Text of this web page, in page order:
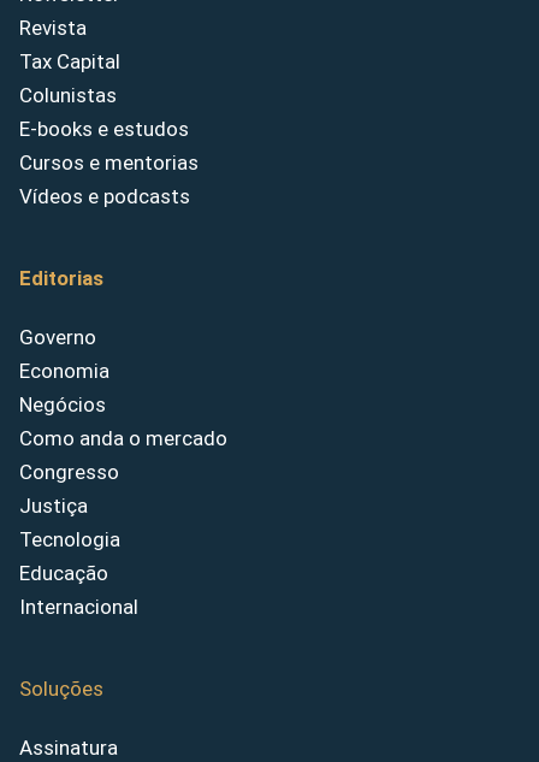
Revista
Tax Capital
Colunistas
E-books e estudos
Cursos e mentorias
Vídeos e podcasts
Editorias
Governo
Economia
Negócios
Como anda o mercado
Congresso
Justiça
Tecnologia
Educação
Internacional
Soluções
Assinatura